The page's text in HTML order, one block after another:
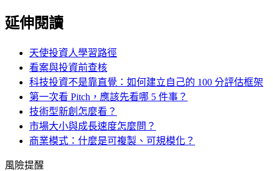
延伸閱讀
天使投資人學習路徑
看案與投資前查核
科技投資不是靠直覺：如何建立自己的 100 分評估框架
第一次看 Pitch，應該先看哪 5 件事？
技術型新創怎麼看？
市場大小與成長速度怎麼問？
商業模式：什麼是可複製、可規模化？
風險提醒